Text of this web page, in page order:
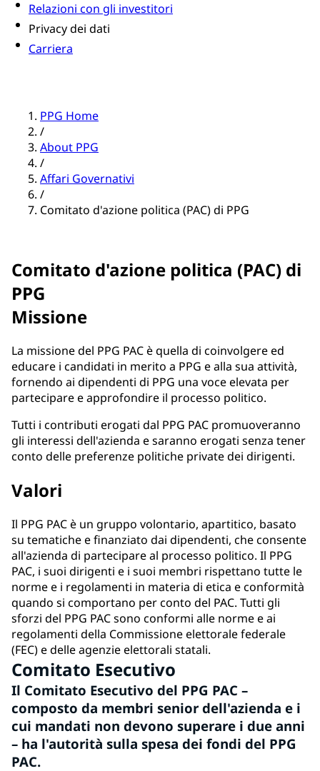
Relazioni con gli investitori
Privacy dei dati
Carriera
PPG Home
/
About PPG
/
Affari Governativi
/
Comitato d'azione politica (PAC) di PPG
Comitato d'azione politica (PAC) di
PPG
Missione
La missione del PPG PAC è quella di coinvolgere ed
educare i candidati in merito a PPG e alla sua attività,
fornendo ai dipendenti di PPG una voce elevata per
partecipare e approfondire il processo politico.
Tutti i contributi erogati dal PPG PAC promuoveranno
gli interessi dell'azienda e saranno erogati senza tener
conto delle preferenze politiche private dei dirigenti.
Valori
Il PPG PAC è un gruppo volontario, apartitico, basato
su tematiche e finanziato dai dipendenti, che consente
all'azienda di partecipare al processo politico. Il PPG
PAC, i suoi dirigenti e i suoi membri rispettano tutte le
norme e i regolamenti in materia di etica e conformità
quando si comportano per conto del PAC. Tutti gli
sforzi del PPG PAC sono conformi alle norme e ai
regolamenti della Commissione elettorale federale
(FEC) e delle agenzie elettorali statali.
Comitato Esecutivo
Il Comitato Esecutivo del PPG PAC –
composto da membri senior dell'azienda e i
cui mandati non devono superare i due anni
– ha l'autorità sulla spesa dei fondi del PPG
PAC.